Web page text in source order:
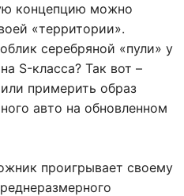
концепцию можно
«территории».
серебряной «пули» у
S-класса? Так вот –
примерить образ
авто на обновленном
проигрывает своему